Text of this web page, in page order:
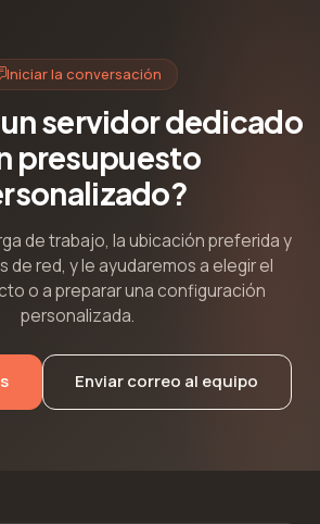
Iniciar la conversación
servidor dedicado
presupuesto
de trabajo, la ubicación preferida y
de red, y le ayudaremos a elegir el
o a preparar una configuración
personalizada.
Enviar correo al equipo